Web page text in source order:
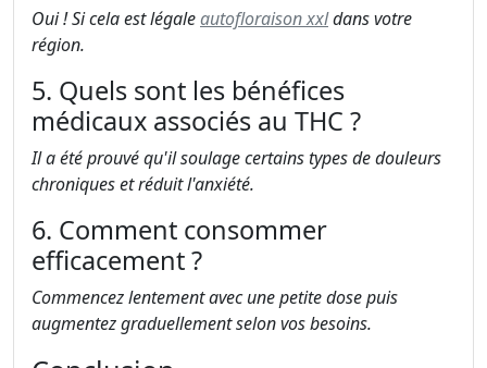
Oui ! Si cela est légaleautofloraison xxldans votre
région.
5. Quels sont les bénéfices
médicaux associés au THC ?
Il a été prouvé qu'il soulage certains types de douleurs
chroniques et réduit l'anxiété.
6. Comment consommer
efficacement ?
Commencez lentement avec une petite dose puis
augmentez graduellement selon vos besoins.